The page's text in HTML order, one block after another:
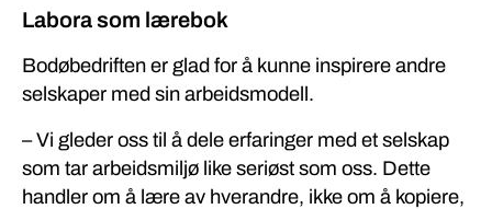
Labora som lærebok
Bodøbedriften er glad for å kunne inspirere andre
selskaper med sin arbeidsmodell.
– Vi gleder oss til å dele erfaringer med et selskap
som tar arbeidsmiljø like seriøst som oss. Dette
handler om å lære av hverandre, ikke om å kopiere,